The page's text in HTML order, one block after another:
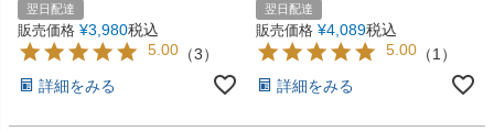
翌日配達
販売価格 ¥3,980税込
5.00 （3）
詳細をみる
翌日配達
販売価格 ¥4,089税込
5.00 （1 ）
詳細をみる